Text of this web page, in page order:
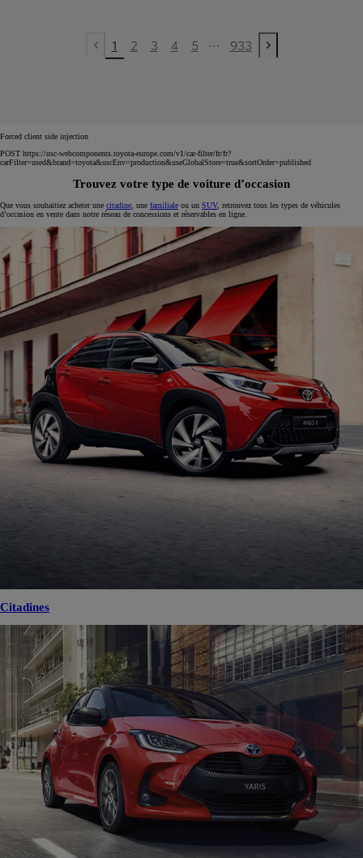
Previous page
1 2 3 4 5 ... 933
Next page
Forced client side injection
POST https://usc-webcomponents.toyota-europe.com/v1/car-filter/fr/fr?
carFilter=used&brand=toyota&uscEnv=production&useGlobalStore=true&sortOrder=published
Trouvez votre type de voiture d’occasion
Que vous souhaitiez acheter une citadine , une familiale ou un SUV, retrouvez tous les types de véhicules
d’occasion en vente dans notre réseau de concessions et réservables en ligne.
Citadines